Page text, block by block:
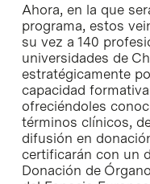
Ahora, en la que
programa, estos
su vez a 140
universidades de
estratégicamente
capacidad
ofreciéndoles
términos clínicos,
difusión en
certificarán con un
Donación de